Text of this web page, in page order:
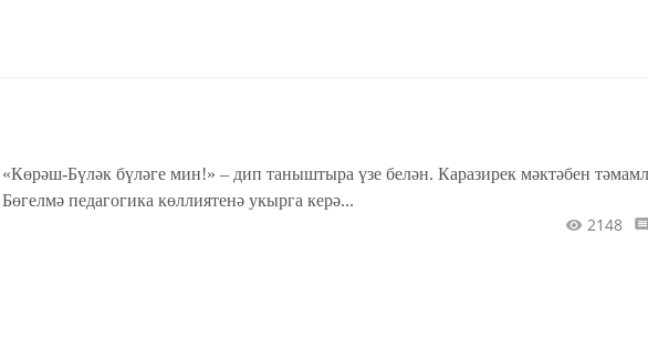
«Көрәш-Бүләк бүләге мин!» – дип таныштыра үзе белән. Каразирек мәктәбен
Бөгелмә педагогика көллиятенә укырга керә...
2148